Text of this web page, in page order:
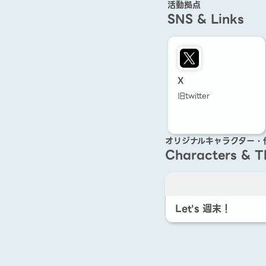
活動拠点
SNS & Links
X
旧twitter
オリジナルキャラクター・
Characters &
Let's 週末！